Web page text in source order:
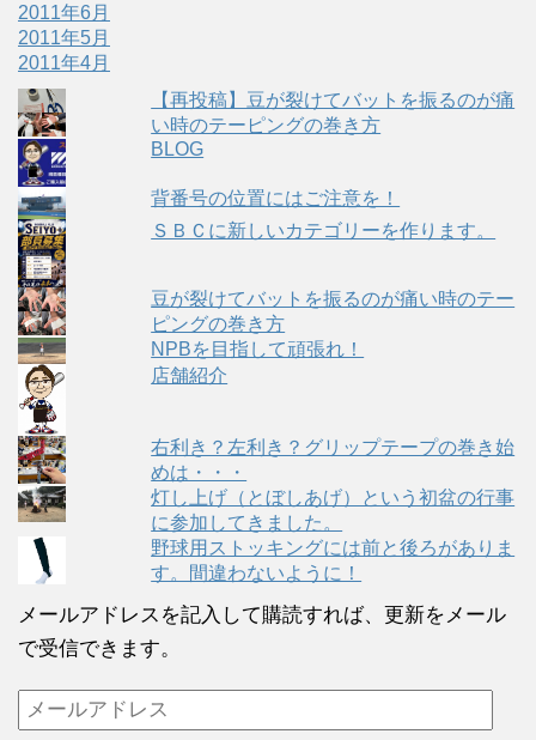
2011年6月
2011年5月
2011年4月
【再投稿】豆が裂けてバットを振るのが痛
い時のテーピングの巻き方
BLOG
背番号の位置にはご注意を！
ＳＢＣに新しいカテゴリーを作ります。
豆が裂けてバットを振るのが痛い時のテー
ピングの巻き方
NPBを目指して頑張れ！
店舗紹介
右利き？左利き？グリップテープの巻き始
めは・・・
灯し上げ（とぼしあげ）という初盆の行事
に参加してきました。
野球用ストッキングには前と後ろがありま
す。間違わないように！
メールアドレスを記入して購読すれば、更新をメール
で受信できます。